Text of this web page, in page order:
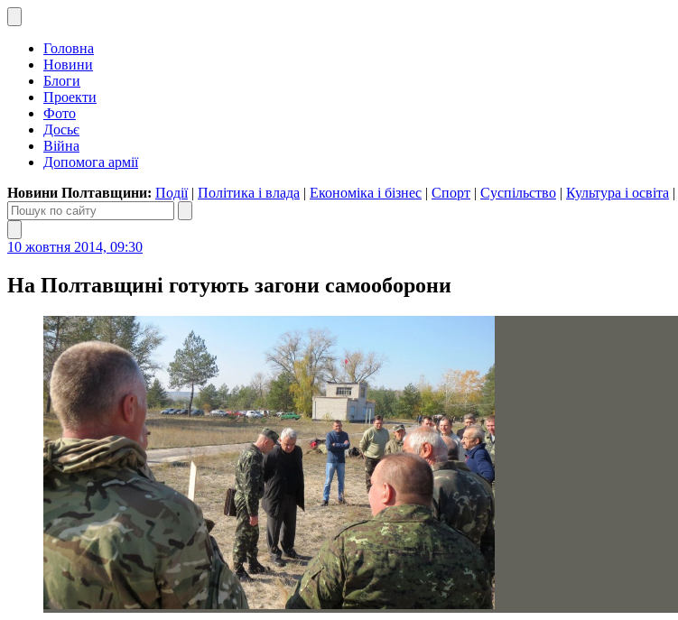
Головна
Новини
Блоги
Проекти
Фото
Досьє
Війна
Допомога армії
Новини Полтавщини: Події| Політика і влада | Економіка і бізнес | Спорт | Суспільство | Культура і освіта |
10 жовтня 2014, 09:30
На Полтавщині готують загони самооборони